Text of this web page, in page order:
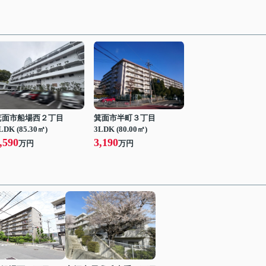
面市船場西２丁目
(85.30㎡)
万円
箕面市半町３丁目
3LDK (80.00㎡)
3,190万円